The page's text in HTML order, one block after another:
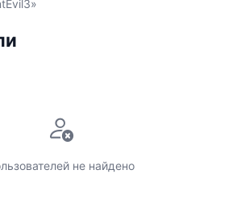
не найдено